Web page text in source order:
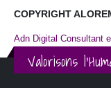
COPYRIGHT
Adn Digital Consultant
Valorisons